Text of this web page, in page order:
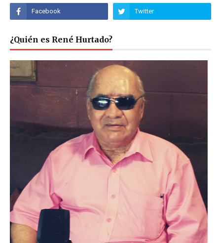
¿Quién es René Hurtado?